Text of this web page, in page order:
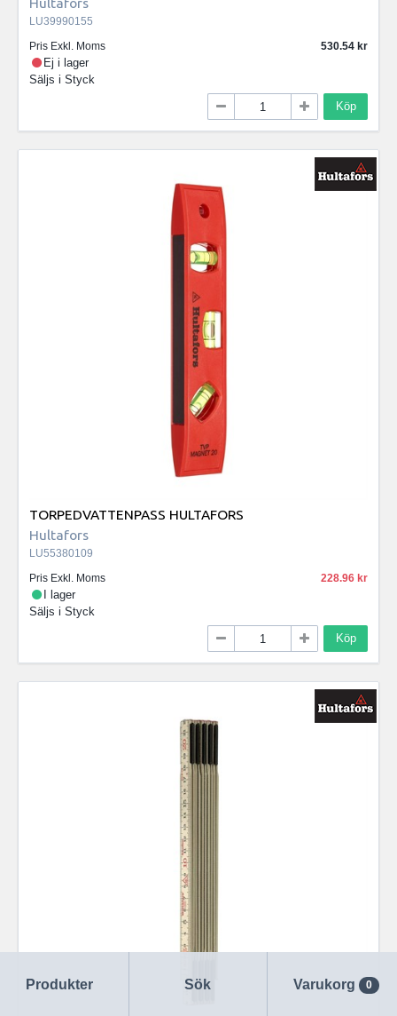
Produkter Sök Varukorg 0
LU39990155
Pris Exkl. Moms
530.54
Ej i lager
Säljs i Styck
Köp
TORPEDVATTENPASS HULTAFORS
Hultafors
LU55380109
Pris Exkl. Moms
228.96
I lager
Säljs i Styck
Köp